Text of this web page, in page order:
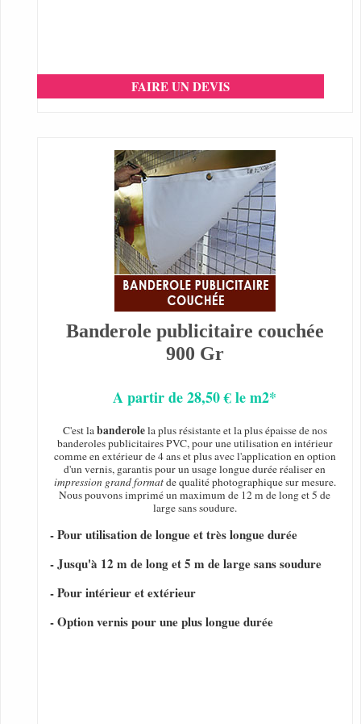
FAIRE UN DEVIS
Banderole publicitaire couchée
900 Gr
A partir de 28,50 € le m2*
C'est labanderolela plus résistante et la plus épaisse de nos
banderoles publicitaires PVC, pour une utilisation en intérieur
comme en extérieur de 4 ans et plus avec l'application en option
d'un vernis, garantis pour un usage longue durée réaliser en
impression grand formatde qualité photographique sur mesure.
Nous pouvons imprimé un maximum de 12 m de long et 5 de
large sans soudure.
- Pour utilisation de longue et très longue durée
- Jusqu'à 12 m de long et 5 m de large sans soudure
- Pour intérieur et extérieur
- Option vernis pour une plus longue durée